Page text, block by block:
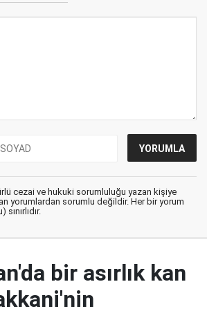
cezai ve hukuki sorumluluğu yazan kişiye
yorumlardan sorumlu değildir. Her bir yorum
bir asırlık kan